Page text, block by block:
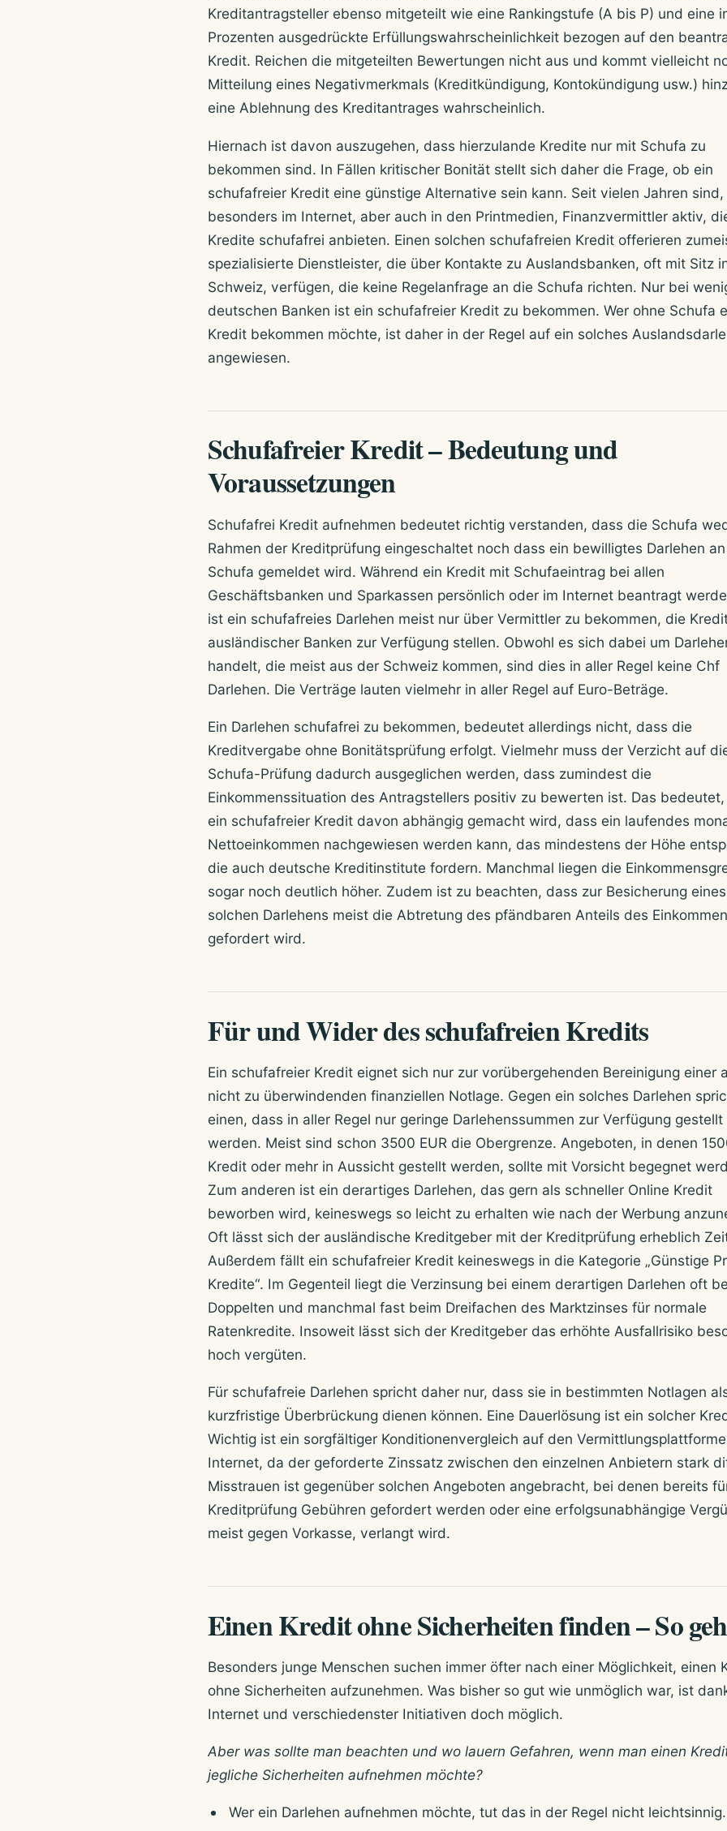
Kreditantragsteller ebenso mitgeteilt wie eine Rankingstufe (A bis P) und eine
Prozenten ausgedrückte Erfüllungswahrscheinlichkeit bezogen auf den
Kredit. Reichen die mitgeteilten Bewertungen nicht aus und kommt vielleicht
Mitteilung eines Negativmerkmals (Kreditkündigung, Kontokündigung usw.)
eine Ablehnung des Kreditantrages wahrscheinlich.
Hiernach ist davon auszugehen, dass hierzulande Kredite nur mit Schufa zu
bekommen sind. In Fällen kritischer Bonität stellt sich daher die Frage, ob ein
schufafreier Kredit eine günstige Alternative sein kann. Seit vielen Jahren sind,
besonders im Internet, aber auch in den Printmedien, Finanzvermittler aktiv,
Kredite schufafrei anbieten. Einen solchen schufafreien Kredit offerieren
spezialisierte Dienstleister, die über Kontakte zu Auslandsbanken, oft mit Sitz
Schweiz, verfügen, die keine Regelanfrage an die Schufa richten. Nur bei
deutschen Banken ist ein schufafreier Kredit zu bekommen. Wer ohne Schufa
Kredit bekommen möchte, ist daher in der Regel auf ein solches
angewiesen.
Schufafreier Kredit – Bedeutung und
Voraussetzungen
Schufafrei Kredit aufnehmen bedeutet richtig verstanden, dass die Schufa
Rahmen der Kreditprüfung eingeschaltet noch dass ein bewilligtes Darlehen
Schufa gemeldet wird. Während ein Kredit mit Schufaeintrag bei allen
Geschäftsbanken und Sparkassen persönlich oder im Internet beantragt
ist ein schufafreies Darlehen meist nur über Vermittler zu bekommen, die
ausländischer Banken zur Verfügung stellen. Obwohl es sich dabei um
handelt, die meist aus der Schweiz kommen, sind dies in aller Regel keine Chf
Darlehen. Die Verträge lauten vielmehr in aller Regel auf Euro-Beträge.
Ein Darlehen schufafrei zu bekommen, bedeutet allerdings nicht, dass die
Kreditvergabe ohne Bonitätsprüfung erfolgt. Vielmehr muss der Verzicht auf
Schufa-Prüfung dadurch ausgeglichen werden, dass zumindest die
Einkommenssituation des Antragstellers positiv zu bewerten ist. Das
ein schufafreier Kredit davon abhängig gemacht wird, dass ein laufendes
Nettoeinkommen nachgewiesen werden kann, das mindestens der Höhe
die auch deutsche Kreditinstitute fordern. Manchmal liegen die
sogar noch deutlich höher. Zudem ist zu beachten, dass zur Besicherung eines
solchen Darlehens meist die Abtretung des pfändbaren Anteils des
gefordert wird.
Für und Wider des schufafreien Kredits
Ein schufafreier Kredit eignet sich nur zur vorübergehenden Bereinigung einer
nicht zu überwindenden finanziellen Notlage. Gegen ein solches Darlehen
einen, dass in aller Regel nur geringe Darlehenssummen zur Verfügung gestellt
werden. Meist sind schon 3500 EUR die Obergrenze. Angeboten, in denen
Kredit oder mehr in Aussicht gestellt werden, sollte mit Vorsicht begegnet
Zum anderen ist ein derartiges Darlehen, das gern als schneller Online Kredit
beworben wird, keineswegs so leicht zu erhalten wie nach der Werbung
Oft lässt sich der ausländische Kreditgeber mit der Kreditprüfung erheblich
Außerdem fällt ein schufafreier Kredit keineswegs in die Kategorie „Günstige
Kredite“. Im Gegenteil liegt die Verzinsung bei einem derartigen Darlehen oft
Doppelten und manchmal fast beim Dreifachen des Marktzinses für normale
Ratenkredite. Insoweit lässt sich der Kreditgeber das erhöhte Ausfallrisiko
hoch vergüten.
Für schufafreie Darlehen spricht daher nur, dass sie in bestimmten Notlagen
kurzfristige Überbrückung dienen können. Eine Dauerlösung ist ein solcher
Wichtig ist ein sorgfältiger Konditionenvergleich auf den
Internet, da der geforderte Zinssatz zwischen den einzelnen Anbietern stark
Misstrauen ist gegenüber solchen Angeboten angebracht, bei denen bereits
Kreditprüfung Gebühren gefordert werden oder eine erfolgsunabhängige
meist gegen Vorkasse, verlangt wird.
Einen Kredit ohne Sicherheiten finden – So
Besonders junge Menschen suchen immer öfter nach einer Möglichkeit, einen
ohne Sicherheiten aufzunehmen. Was bisher so gut wie unmöglich war, ist
Internet und verschiedenster Initiativen doch möglich.
Aber was sollte man beachten und wo lauern Gefahren, wenn man einen
jegliche Sicherheiten aufnehmen möchte?
Wer ein Darlehen aufnehmen möchte, tut das in der Regel nicht leichtsinnig.